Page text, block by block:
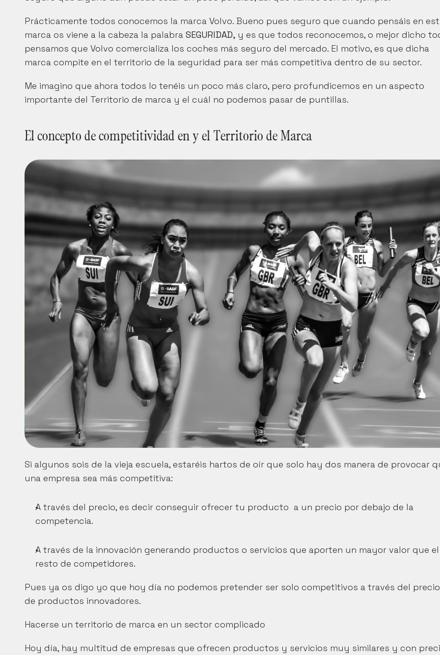
Prácticamente todos conocemos la marca Volvo. Bueno pues seguro que cuando pensáis en
marca os viene a la cabeza la palabra SEGURIDAD, y es que todos reconocemos, o mejor dicho
pensamos que Volvo comercializa los coches más seguro del mercado. El motivo, es que dicha
marca compite en el territorio de la seguridad para ser más competitiva dentro de su sector.
Me imagino que ahora todos lo tenéis un poco más claro, pero profundicemos en un aspecto
importante del Territorio de marca y el cuál no podemos pasar de puntillas.
El concepto de competitividad en y el Territorio de Marca
Si algunos sois de la vieja escuela, estaréis hartos de oír que solo hay dos manera de provocar
una empresa sea más competitiva:
A través del precio, es decir conseguir ofrecer tu producto  a un precio por debajo de la
competencia.
A través de la innovación generando productos o servicios que aporten un mayor valor que el
resto de competidores.
Pues ya os digo yo que hoy día no podemos pretender ser solo competitivos a través del
de productos innovadores.
Hacerse un territorio de marca en un sector complicado
Hoy día, hay multitud de empresas que ofrecen productos y servicios muy similares y con